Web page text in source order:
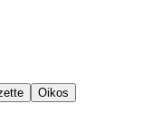
Oikos